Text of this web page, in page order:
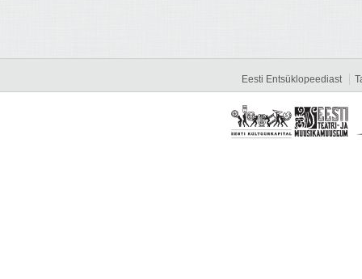
Eesti Entsüklopeediast